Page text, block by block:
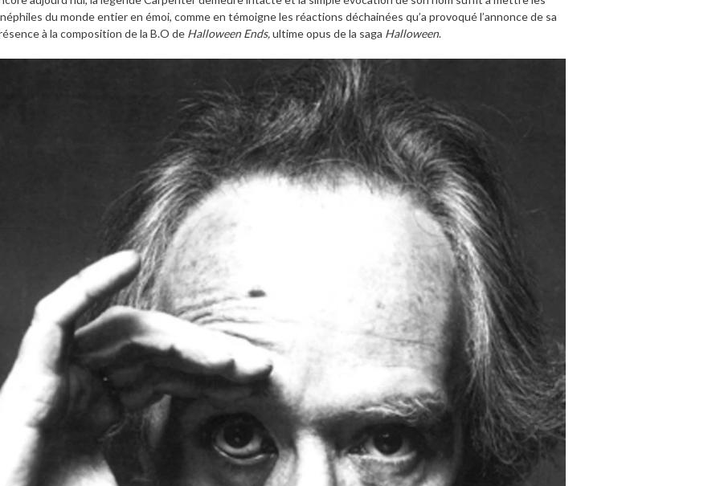
du monde entier en émoi, comme en témoigne les réactions déchainées qu’a provoquél’annonce de sa
à la composition de la B.O de Halloween Ends,ultime opus de la saga Halloween.